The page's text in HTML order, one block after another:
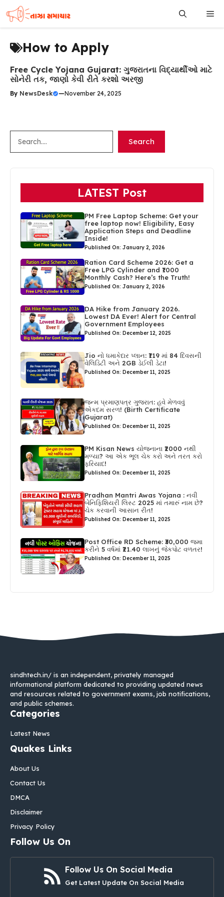
to
content
How to Apply
Free Cycle Yojana Gujarat: ગુજરાતના વિદ્યાર્થીઓ માટે
સોનેરી તક, જાણો કેવી રીતે કરશો અરજી
By NewsDesk —November 24, 2025
Search
LATEST Post
PM Free Laptop Scheme: Get your
free laptop now! Eligibility, Easy
Application Steps and Deadline
Inside!
Published On: January 2, 2026
Ration Card Scheme 2026: Get a
Free LPG Cylinder and ₹1000
Monthly Cash? Here’s the Truth!
Published On: January 2, 2026
DA Hike from January 2026.
Lowest DA Ever! Alert for Central
Government Employees
Published On: December 12, 2025
Jio નો ધમાકેદાર પ્લાન: ₹119 માં 84 દિવસની
વેલિડિટી અને 2GB ડેઈલી ડેટા!
Published On: December 11, 2025
જન્મ પ્રમાણપત્ર ગુજરાત: હવે મેળવવું
એકદમ સરળ! (Birth Certificate
Gujarat)
Published On: December 11, 2025
PM Kisan News યોજનાના ₹2000 નથી
મળ્યા? આ એક ભૂલ ચેક કરો અને તરત કરો
ફરિયાદ!
Published On: December 11, 2025
Pradhan Mantri Awas Yojana : નવી
બેનિફિશિયરી લિસ્ટ 2025 માં તમારું નામ છે?
ચેક કરવાની આસાન રીત!
Published On: December 11, 2025
Post Office RD Scheme: ₹30,000 જમા
કરીને 5 વર્ષમાં ₹21.40 લાખનું જેકપોટ વળતર!
Published On: December 11, 2025
sindhtech.in/ is an independent, privately managed
informational platform dedicated to providing updated news
and resources related to government exams, job notifications,
and public schemes.
Categories
Latest News
Quakes Links
About Us
Contact Us
DMCA
Disclaimer
Privacy Policy
Follow Us On
Follow Us On Social Media
Get Latest Update On Social Media